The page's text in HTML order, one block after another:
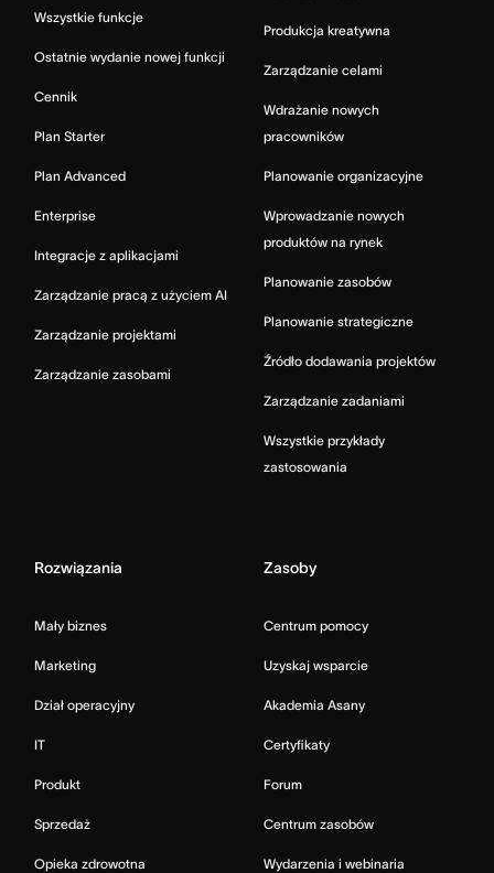
Wszystkie funkcje
Ostatnie wydanie nowej funkcji
Cennik
Plan Starter
Plan Advanced
Enterprise
Integracje z aplikacjami
Zarządzanie pracą z użyciem AI
Zarządzanie projektami
Zarządzanie zasobami
Produkcja kreatywna
Zarządzanie celami
Wdrażanie nowych
pracowników
Planowanie organizacyjne
Wprowadzanie nowych
produktów na rynek
Planowanie zasobów
Planowanie strategiczne
Źródło dodawania projektów
Zarządzanie zadaniami
Wszystkie przykłady
zastosowania
Rozwiązania
Mały biznes
Marketing
Dział operacyjny
IT
Produkt
Sprzedaż
Opieka zdrowotna
Zasoby
Centrum pomocy
Uzyskaj wsparcie
Akademia Asany
Certyfikaty
Forum
Centrum zasobów
Wydarzenia i webinaria